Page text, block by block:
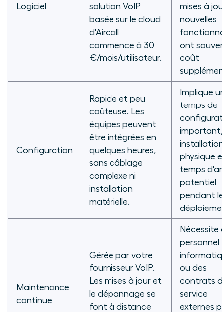
Logiciel
solution VoIP
basée sur le cloud
d'Aircall
commence à 30
€/mois/utilisateur.
mises à
nouvelles
ont
coût
Configuration
Rapide et peu
coûteuse. Les
équipes peuvent
être intégrées en
quelques heures,
sans câblage
complexe ni
installation
matérielle.
Implique
temps de
physique
temps
potentiel
pendant
Maintenance
continue
Gérée par votre
fournisseur VoIP.
Les mises à jour et
le dépannage se
font à distance
Nécessite
personnel
ou des
contrats
service
externes